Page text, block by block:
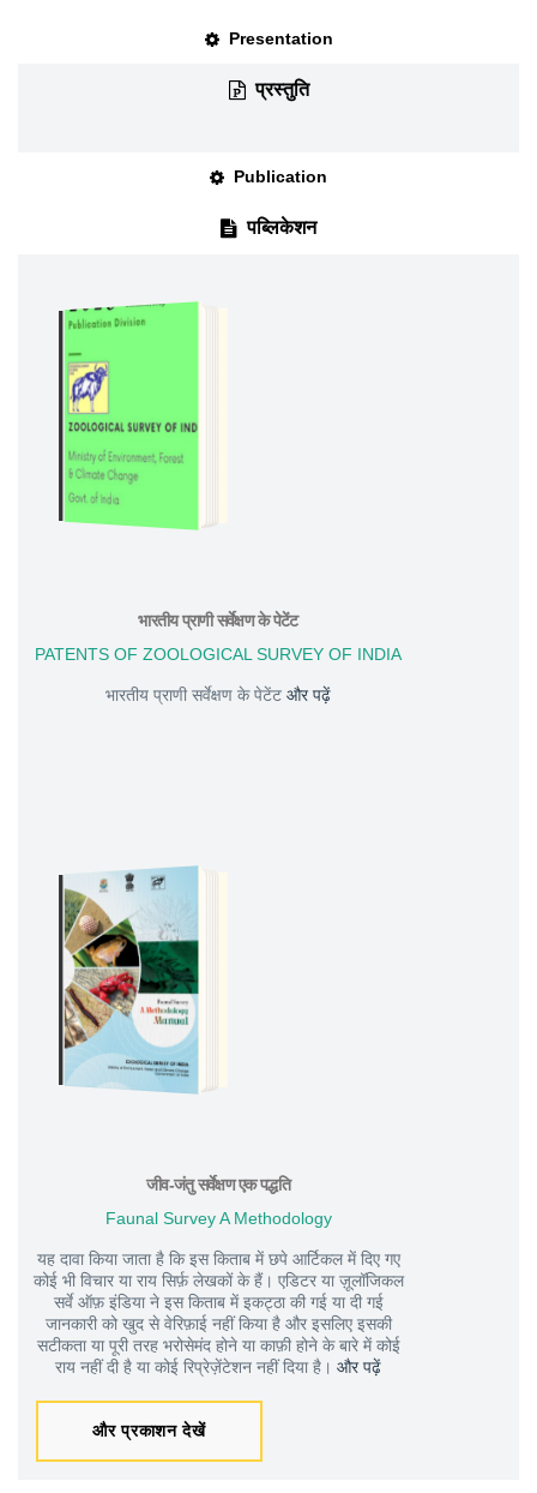
Presentation
प्रस्तुति
Publication
पब्लिकेशन
DOWNLOAD
भारतीय प्राणी सर्वेक्षण के पेटेंट
PATENTS OF ZOOLOGICAL SURVEY OF INDIA
भारतीय प्राणी सर्वेक्षण के पेटेंट और पढ़ें
DOWNLOAD
जीव-जंतु सर्वेक्षण एक पद्धति
Faunal Survey A Methodology
यह दावा किया जाता है कि इस किताब में छपे आर्टिकल में दिए गए
कोई भी विचार या राय सिर्फ़ लेखकों के हैं। एडिटर या ज़ूलॉजिकल
सर्वे ऑफ़ इंडिया ने इस किताब में इकट्ठा की गई या दी गई
जानकारी को खुद से वेरिफ़ाई नहीं किया है और इसलिए इसकी
सटीकता या पूरी तरह भरोसेमंद होने या काफ़ी होने के बारे में कोई
राय नहीं दी है या कोई रिप्रेज़ेंटेशन नहीं दिया है। और पढ़ें
और प्रकाशन देखें